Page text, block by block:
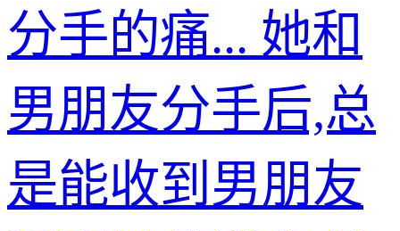
分手的痛... 她和
男朋友分手后,总
是能收到男朋友